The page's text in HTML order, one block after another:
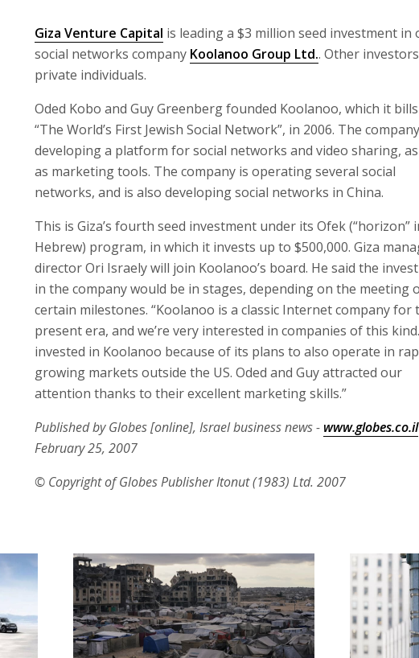
Giza Venture Capital is leading a $3 million seed investment in
social networks company Koolanoo Group Ltd.. Other
private individuals.
Oded Kobo and Guy Greenberg founded Koolanoo, which it
“The World’s First Jewish Social Network”, in 2006. The
developing a platform for social networks and video sharing,
as marketing tools. The company is operating several social
networks, and is also developing social networks in China.
This is Giza’s fourth seed investment under its Ofek (“horizon”
Hebrew) program, in which it invests up to $500,000. Giza
director Ori Israely will join Koolanoo’s board. He said the
in the company would be in stages, depending on the meeting
certain milestones. “Koolanoo is a classic Internet company for
present era, and we’re very interested in companies of this
invested in Koolanoo because of its plans to also operate in
growing markets outside the US. Oded and Guy attracted our
attention thanks to their excellent marketing skills.”
Published by Globes [online], Israel business news - www.globes.co.il
February 25, 2007
© Copyright of Globes Publisher Itonut (1983) Ltd. 2007